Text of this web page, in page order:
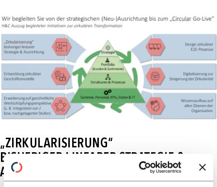
„ZIRKULARISIERUNG“
BISHERIGER LINEARER STRATEGIE &
AUSRICHTUNG